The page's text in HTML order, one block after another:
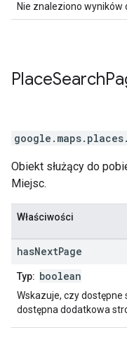
Nie znaleziono wyników
PlaceSearch
google.maps.places.
Obiekt służący do
Miejsc.
Właściwości
hasNextPage
Typ: boolean
Wskazuje, czy dostępne
dostępna dodatkowa